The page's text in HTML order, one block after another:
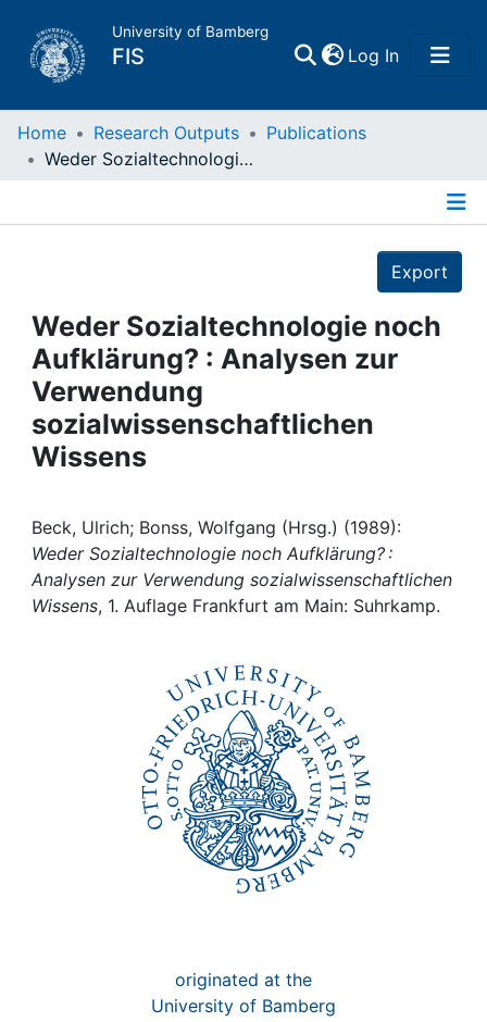
University of Bamberg
FIS Log In(current)
Home
Projects
People
Institutions
My FIS
Help
Home Research Outputs
Publications
Weder Sozialtechnologie noch Aufklärung? : Analysen zur Verwendung sozialwissenschaftlichen Wissens
Export
Weder Sozialtechnologie noch
Aufklärung? : Analysen zur
Verwendung
sozialwissenschaftlichen
Wissens
Beck, Ulrich; Bonss, Wolfgang (Hrsg.) (1989):
Weder Sozialtechnologie noch Aufklärung? :
Analysen zur Verwendung sozialwissenschaftlichen
Wissens, 1. Auflage Frankfurt am Main: Suhrkamp.
originated at the
University of Bamberg